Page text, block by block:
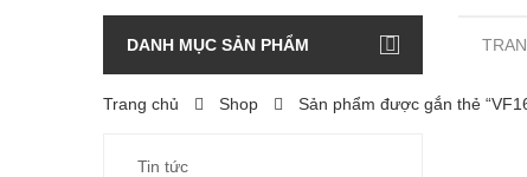
DANH MỤC SẢN PHẨM
Trang chủ Shop Sản phẩm được gắn thẻ
Tin tức